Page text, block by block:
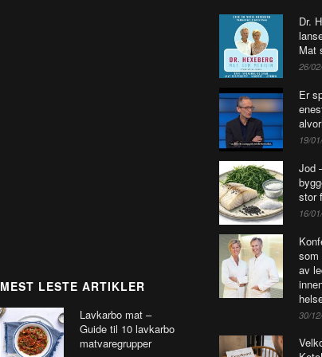
MEST LESTE ARTIKLER
Lavkarbo mat –
Guide til 10 lavkarbo
matvaregrupper
Dr.
Mat
26/
Er
19/
Jod
stor
16/
av
30/